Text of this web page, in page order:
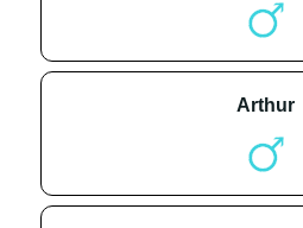
arthur